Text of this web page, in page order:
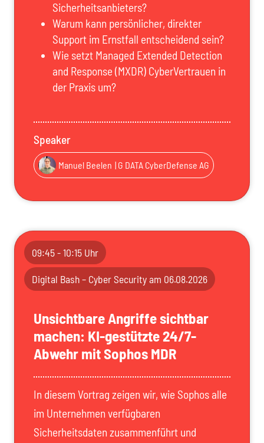
Sicherheitsanbieters?
Warum kann persönlicher, direkter
Support im Ernstfall entscheidend sein?
Wie setzt Managed Extended Detection
and Response (MXDR) CyberVertrauen in
der Praxis um?
Speaker
Manuel Beelen | G DATA CyberDefense AG
09:45 - 10:15 Uhr
Digital Bash – Cyber Security am 06.08.2026
Unsichtbare Angriffe sichtbar
machen: KI-gestützte 24/7-
Abwehr mit Sophos MDR
In diesem Vortrag zeigen wir, wie Sophos alle
im Unternehmen verfügbaren
Sicherheitsdaten zusammenführt und